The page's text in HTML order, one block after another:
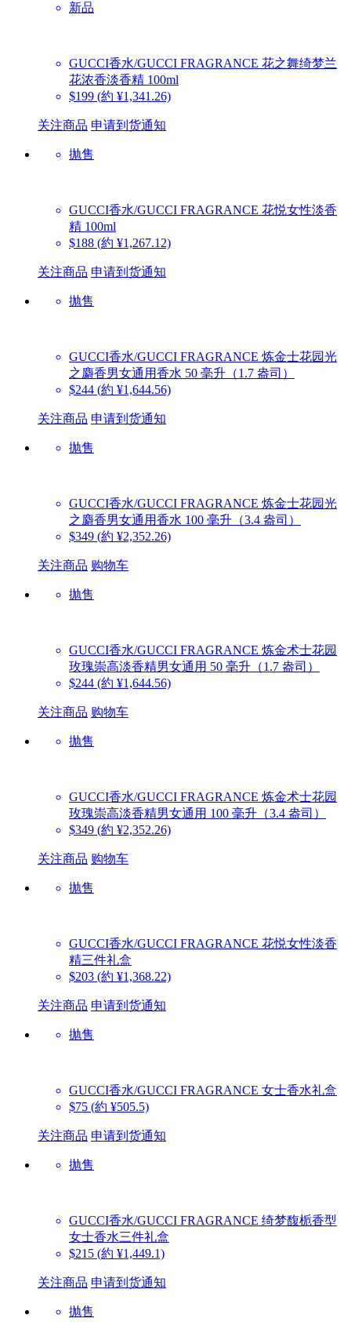
新品
GUCCI香水/GUCCI FRAGRANCE 花之舞绮梦兰
花浓香淡香精 100ml
$199 (約 ¥1,341.26)
关注商品 申请到货通知
抛售
GUCCI香水/GUCCI FRAGRANCE 花悦女性淡香
精 100ml
$188 (約 ¥1,267.12)
关注商品 申请到货通知
抛售
GUCCI香水/GUCCI FRAGRANCE 炼金士花园光
之麝香男女通用香水 50 毫升（1.7 盎司）
$244 (約 ¥1,644.56)
关注商品 申请到货通知
抛售
GUCCI香水/GUCCI FRAGRANCE 炼金士花园光
之麝香男女通用香水 100 毫升（3.4 盎司）
$349 (約 ¥2,352.26)
关注商品 购物车
抛售
GUCCI香水/GUCCI FRAGRANCE 炼金术士花园
玫瑰崇高淡香精男女通用 50 毫升（1.7 盎司）
$244 (約 ¥1,644.56)
关注商品 购物车
抛售
GUCCI香水/GUCCI FRAGRANCE 炼金术士花园
玫瑰崇高淡香精男女通用 100 毫升（3.4 盎司）
$349 (約 ¥2,352.26)
关注商品 购物车
抛售
GUCCI香水/GUCCI FRAGRANCE 花悦女性淡香
精三件礼盒
$203 (約 ¥1,368.22)
关注商品 申请到货通知
抛售
GUCCI香水/GUCCI FRAGRANCE 女士香水礼盒
$75 (約 ¥505.5)
关注商品 申请到货通知
抛售
GUCCI香水/GUCCI FRAGRANCE 绮梦馥栀香型
女士香水三件礼盒
$215 (約 ¥1,449.1)
关注商品 申请到货通知
抛售